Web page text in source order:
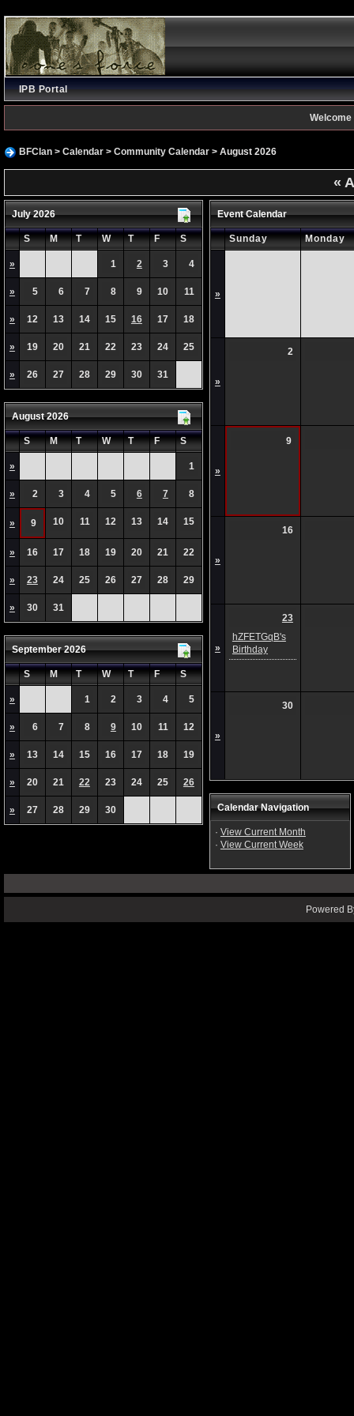
IPB Portal
Welcome
BFClan> Calendar> Community Calendar> August 2026
«
July 2026
S M T W T F S
» 1 2 3 4
» 5 6 7 8 9 10 11
» 12 13 14 15 16 17 18
» 19 20 21 22 23 24 25
» 26 27 28 29 30 31
August 2026
S M T W T F S
» 1
» 2 3 4 5 6 7 8
» 9 10 11 12 13 14 15
» 16 17 18 19 20 21 22
» 23 24 25 26 27 28 29
» 30 31
September 2026
S M T W T F S
» 1 2 3 4 5
» 6 7 8 9 10 11 12
» 13 14 15 16 17 18 19
» 20 21 22 23 24 25 26
» 27 28 29 30
Event Calendar
Sunday Monday
»
»
2
»
9
»
16
»
23
hZFETGqB's
Birthday
»
30
Calendar Navigation
· View Current Month
· View Current Week
Powered